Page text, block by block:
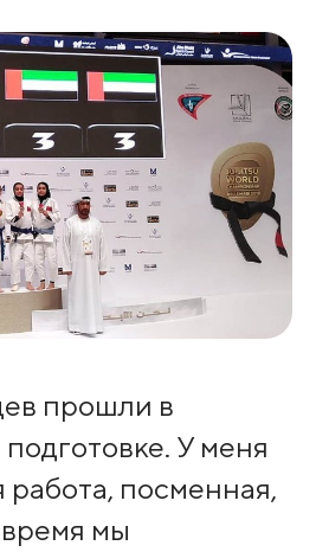
прошли в
У меня
работа, посменная,
мы